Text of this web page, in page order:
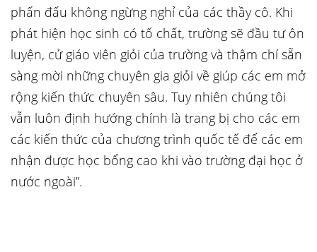
phấn đấu không ngừng nghỉ của các thầy cô. Khi
phát hiện học sinh có tố chất, trường sẽ đầu tư ôn
luyện, cử giáo viên giỏi của trường và thậm chí sẵn
sàng mời những chuyên gia giỏi về giúp các em mở
rộng kiến thức chuyên sâu. Tuy nhiên chúng tôi
vẫn luôn định hướng chính là trang bị cho các em
các kiến thức của chương trình quốc tế để các em
nhận được học bổng cao khi vào trường đại học ở
nước ngoài”.